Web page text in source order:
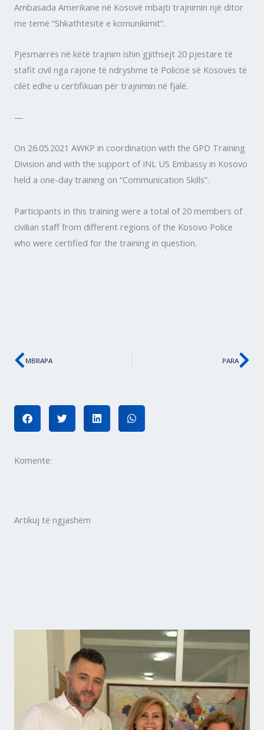
Ambasada Amerikane në Kosovë mbajti trajnimin një ditor
me temë “Shkathtësitë e komunikimit”.
Pjesmarrës në këtë trajnim ishin gjithsejt 20 pjestare të
stafit civil nga rajone të ndryshme të Policisë së Kosovës të
cilët edhe u certifikuan për trajnimin në fjalë.
—
On 26.05.2021 AWKP in coordination with the GPD Training
Division and with the support of INL US Embassy in Kosovo
held a one-day training on “Communication Skills”.
Participants in this training were a total of 20 members of
civilian staff from different regions of the Kosovo Police
who were certified for the training in question.
Prev
MBRAPA PARA
Komente:
Artikuj të ngjashëm